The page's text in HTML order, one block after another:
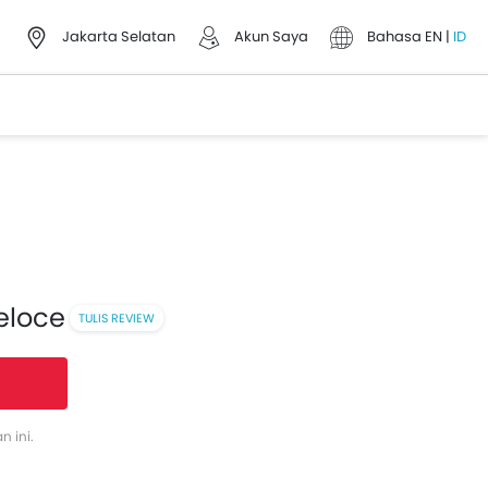
Jakarta Selatan Akun Saya Bahasa EN | ID
TULIS REVIEW
ini.